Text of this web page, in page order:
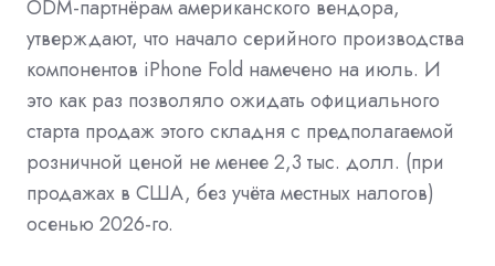
ODM-партнёрам американского вендора,
утверждают, что начало серийного производства
компонентов iPhone Fold намечено на июль. И
это как раз позволяло ожидать официального
старта продаж этого складня с предполагаемой
розничной ценой не менее 2,3 тыс. долл. (при
продажах в США, без учёта местных налогов)
осенью 2026-го.